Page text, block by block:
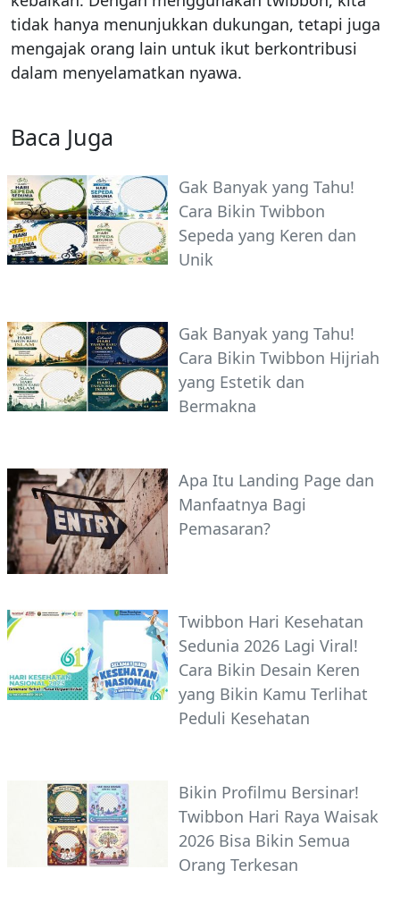
tidak hanya menunjukkan dukungan, tetapi juga
mengajak orang lain untuk ikut berkontribusi
dalam menyelamatkan nyawa.
Baca Juga
Gak Banyak yang Tahu!
Cara Bikin Twibbon
Sepeda yang Keren dan
Unik
Gak Banyak yang Tahu!
Cara Bikin Twibbon Hijriah
yang Estetik dan
Bermakna
Apa Itu Landing Page dan
Manfaatnya Bagi
Pemasaran?
Twibbon Hari Kesehatan
Sedunia 2026 Lagi Viral!
Cara Bikin Desain Keren
yang Bikin Kamu Terlihat
Peduli Kesehatan
Bikin Profilmu Bersinar!
Twibbon Hari Raya Waisak
2026 Bisa Bikin Semua
Orang Terkesan